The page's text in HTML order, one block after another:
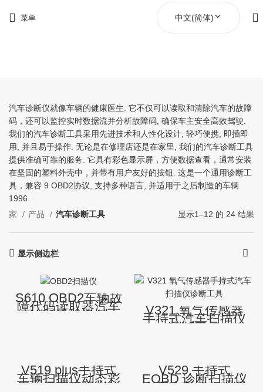
菜单 中文(简体)
汽车诊断仪就像车辆的健康医生. 它不仅可以读取和清除汽车的故障
码，还可以监控实时数据流并分析故障码, 确保车主安全高效驾驶.
我们的汽车诊断工具采用先进技术和人性化设计, 轻巧便携, 即插即
用, 并且易于操作. 无论是在修理店还是在家里, 我们的汽车诊断工具
提供准确可靠的服务. 它具有彩色显示屏，方便数据查看，通常安装
在坚固的塑料外壳中，并带有用户友好的按钮. 这是一个通用诊断工
具，兼容 9 OBD2协议, 支持多种语言, 并适用于之后制造的车辆
1996.
家
产品 汽车诊断工具 显示1–12 的 24 结果
显示侧边栏
S610 OBD2车辆故
障代码读取器汽车
诊断手持设备 V321 氧气传感器
手持式汽车扫描仪
诊断工具
V519 plus手持式
车辆扫描仪动态彩
屏UI界面更强大的
V529 手持式
EOBD 诊断扫描仪
全系统车辆积碳测